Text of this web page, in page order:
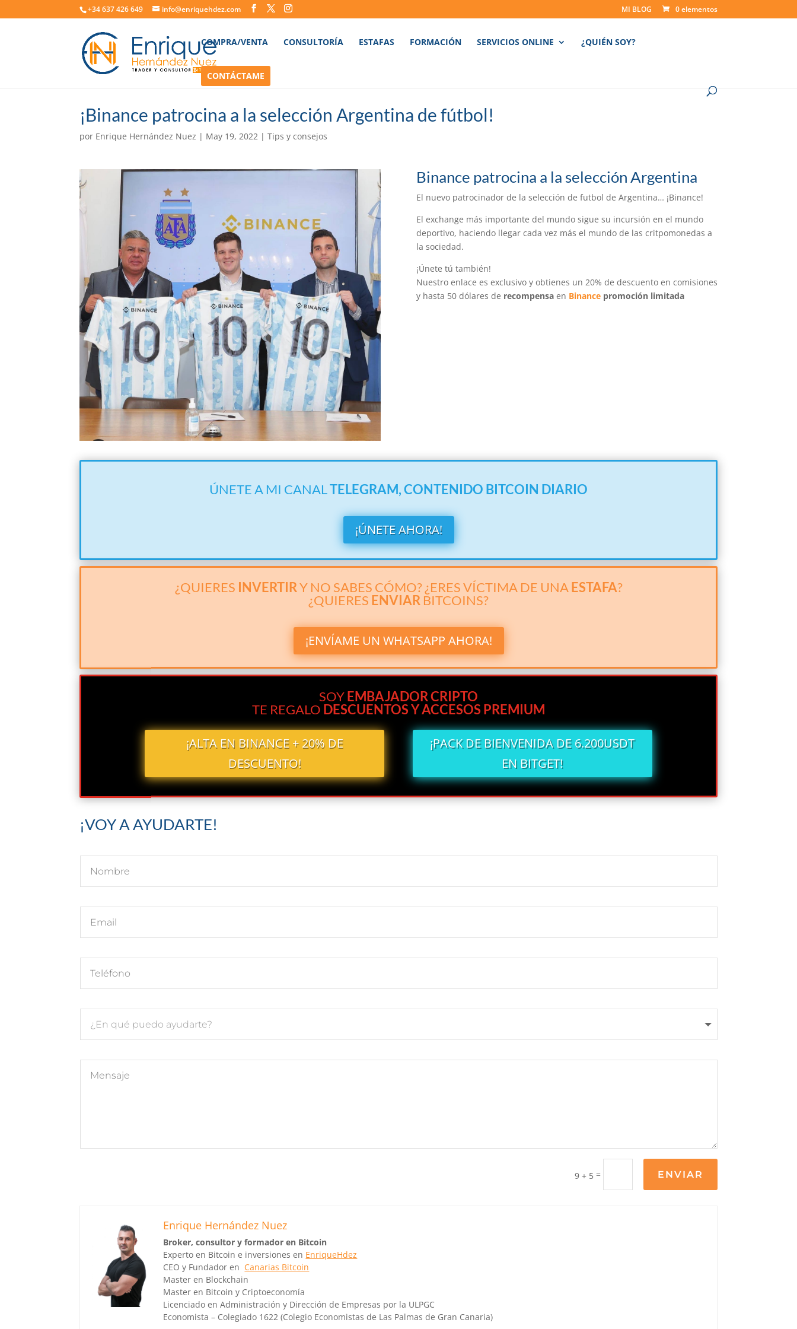
+34 637 426 649 info@enriquehdez.com MI BLOG 0 elementos
COMPRA/VENTA CONSULTORÍA ESTAFAS FORMACIÓN SERVICIOS ONLINE ¿QUIÉN SOY?
CONTÁCTAME
¡Binance patrocina a la selección Argentina de fútbol!
por Enrique Hernández Nuez | May 19, 2022 |Tips y consejos
Binance patrocina a la selección Argentina
El nuevo patrocinador de la selección de futbol de Argentina… ¡Binance!
El exchange más importante del mundo sigue su incursión en el mundo
deportivo, haciendo llegar cada vez más el mundo de las critpomonedas a
la sociedad.
¡Únete tú también!
Nuestro enlace es exclusivo y obtienes un 20% de descuento en comisiones
y hasta 50 dólares de recompensaen Binance promoción limitada
ÚNETE A MI CANALTELEGRAM,CONTENIDO BITCOIN DIARIO
¡ÚNETE AHORA!
¿QUIERES INVERTIRY NO SABES CÓMO? ¿ERES VÍCTIMA DE UNAESTAFA?
¿QUIERES ENVIAR BITCOINS?
¡ENVÍAME UN WHATSAPP AHORA!
SOYEMBAJADOR CRIPTO
TE REGALO DESCUENTOS Y ACCESOS PREMIUM
¡ALTA EN BINANCE + 20% DE
DESCUENTO!
¡PACK DE BIENVENIDA DE 6.200USDT
EN BITGET!
¡VOY A AYUDARTE!
9 + 5= ENVIAR
Enrique Hernández Nuez
Broker, consultor y formador en Bitcoin
Experto en Bitcoin e inversiones en EnriqueHdez
CEO y Fundador en Canarias Bitcoin
Master en Blockchain
Master en Bitcoin y Criptoeconomía
Licenciado en Administración y Dirección de Empresas por la ULPGC
Economista – Colegiado 1622 (Colegio Economistas de Las Palmas de Gran Canaria)